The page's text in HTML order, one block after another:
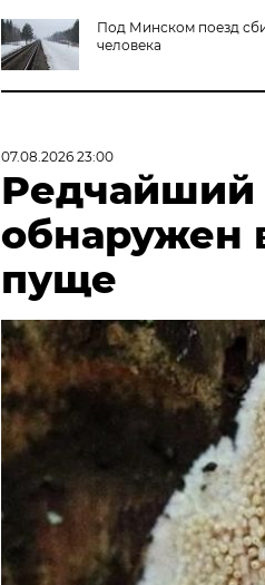
Под Минском поезд
человека
07.08.2026 23:00
Редчайший
обнаружен
пуще